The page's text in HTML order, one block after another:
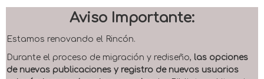
Aviso Importante:
Estamos renovando el Rincón.
Durante el proceso de migración y rediseño, las opciones
de nuevas publicaciones y registro de nuevos usuarios